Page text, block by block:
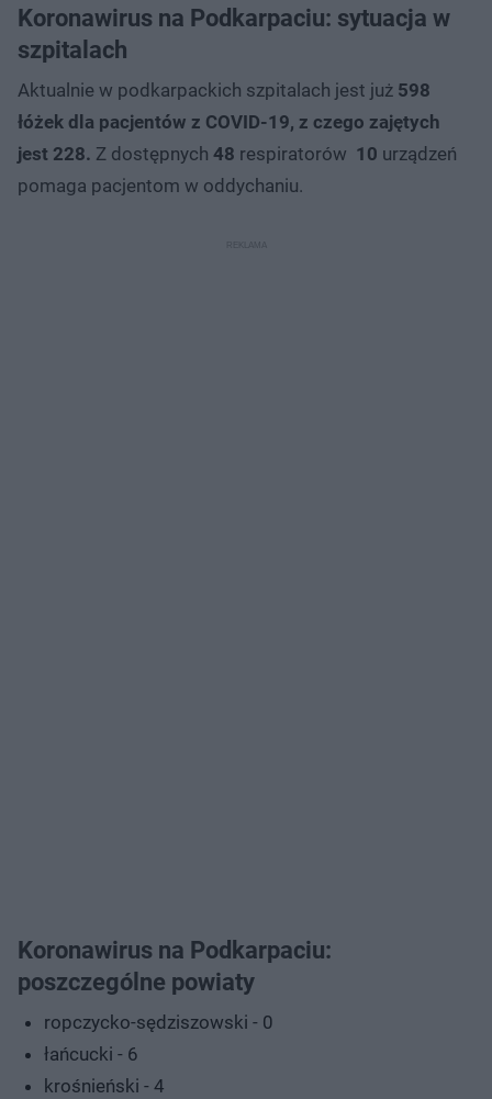
Koronawirus na Podkarpaciu: sytuacja w
szpitalach
Aktualnie w podkarpackich szpitalach jest już 598
łóżek dla pacjentów z COVID-19, z czego zajętych
jest 228. Z dostępnych 48 respiratorów 10 urządzeń
pomaga pacjentom w oddychaniu.
Koronawirus na Podkarpaciu:
poszczególne powiaty
ropczycko-sędziszowski - 0
łańcucki - 6
krośnieński - 4